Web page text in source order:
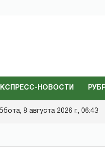
НОВОСТИ
8 августа 2026 г., 06:43